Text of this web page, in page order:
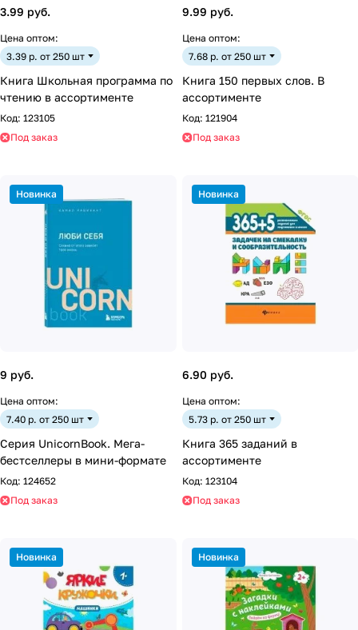
3.99 руб.
Цена оптом:
3.39 р. от 250 шт
Книга Школьная программа по
чтению в ассортименте
Код: 123105
Под заказ
9.99 руб.
Цена оптом:
7.68 р. от 250 шт
Книга 150 первых слов. В
ассортименте
Код: 121904
Под заказ
Новинка
9 руб.
Цена оптом:
7.40 р. от 250 шт
Серия UnicornBook. Мега-
бестселлеры в мини-формате
Код: 124652
Под заказ
Новинка
6.90 руб.
Цена оптом:
5.73 р. от 250 шт
Книга 365 заданий в
ассортименте
Код: 123104
Под заказ
Новинка Новинка